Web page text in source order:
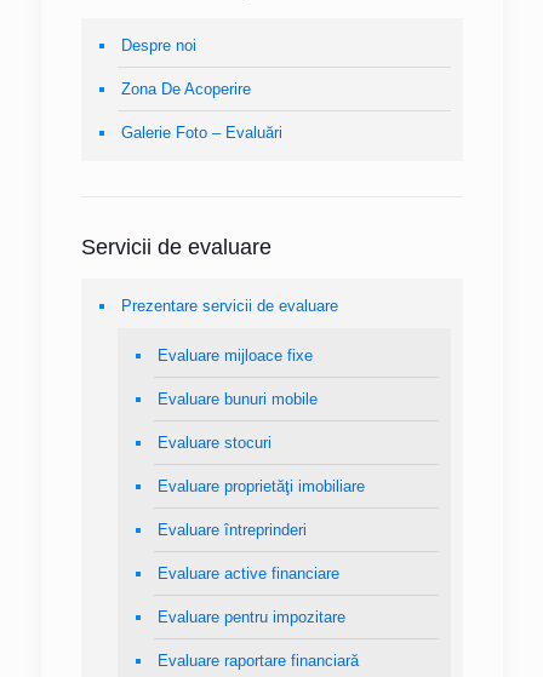
Despre noi
Zona De Acoperire
Galerie Foto – Evaluări
Servicii de evaluare
Prezentare servicii de evaluare
Evaluare mijloace fixe
Evaluare bunuri mobile
Evaluare stocuri
Evaluare proprietăţi imobiliare
Evaluare întreprinderi
Evaluare active financiare
Evaluare pentru impozitare
Evaluare raportare financiară